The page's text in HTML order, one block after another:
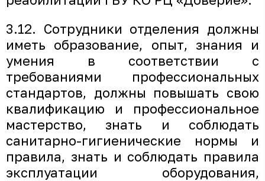
3.12. Сотрудники отделения должны
иметь образование, опыт, знания и
умения в соответствии с
требованиями профессиональных
стандартов, должны повышать свою
квалификацию и профессиональное
мастерство, знать и соблюдать
санитарно-гигиенические нормы и
правила, знать и соблюдать правила
эксплуатации оборудования,